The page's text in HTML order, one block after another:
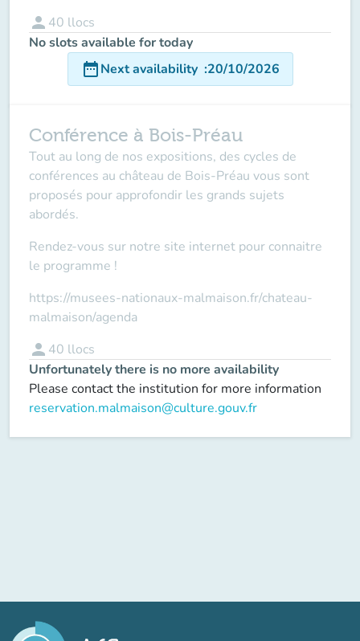
person 40 llocs
No slots available for today
date_rangeNext availability :20/10/2026
Conférence à Bois-Préau
Tout au long de nos expositions, des cycles de
conférences au château de Bois-Préau vous sont
proposés pour approfondir les grands sujets
abordés.
Rendez-vous sur notre site internet pour connaitre
le programme !
https://musees-nationaux-malmaison.fr/chateau-
malmaison/agenda
person 40 llocs
Unfortunately there is no more availability
Please contact the institution for more information
reservation.malmaison@culture.gouv.fr